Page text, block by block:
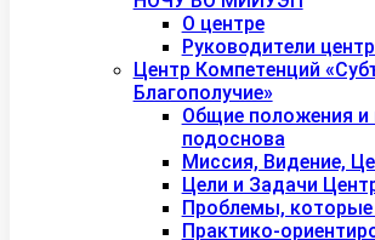
О центре
Руководители
Центр Компетенций
Благополучие»
Общие положения и
подоснова
Миссия, Видение,
Цели и Задачи
Проблемы,
Практико-